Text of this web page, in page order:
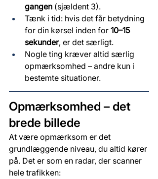
gangen (sjældent 3).
Tænk i tid: hvis det får betydning
for din kørsel inden for 10–15
sekunder, er det særligt.
Nogle ting kræver altid særlig
opmærksomhed – andre kun i
bestemte situationer.
Opmærksomhed – det
brede billede
At være opmærksom er det
grundlæggende niveau, du altid kører
på. Det er som en radar, der scanner
hele trafikken: